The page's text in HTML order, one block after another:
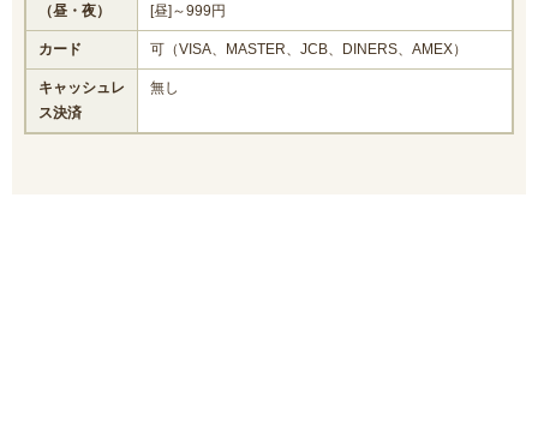
（昼・夜）
[昼]～999円
カード 可（VISA、MASTER、JCB、DINERS、AMEX）
キャッシュレ
ス決済
無し